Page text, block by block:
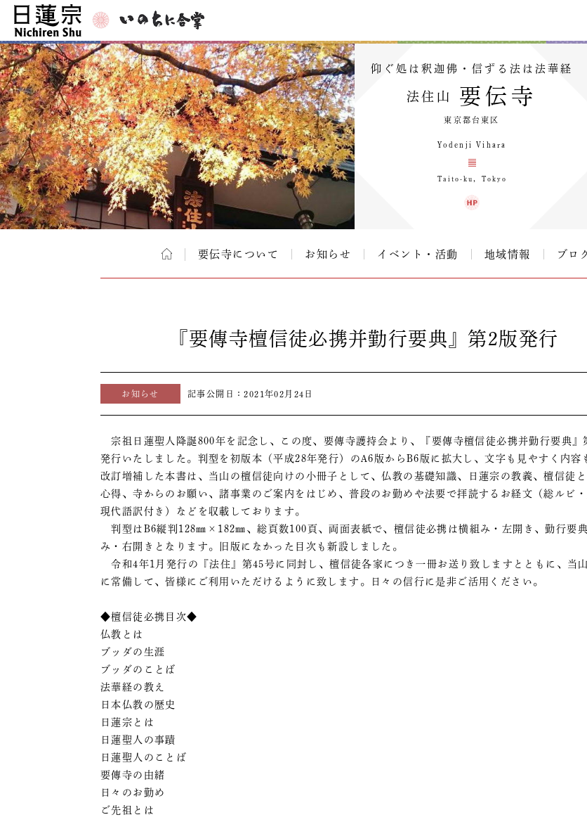
仰ぐ処は釈迦佛・信ずる法は法華経
法住山 要伝寺
東京都台東区
Yodenji Vihara
Taito-ku，Tokyo
要伝寺について お知らせ イベント・活動 地域情報 ブロ
『要傳寺檀信徒必携并勤行要典』第2版発行
お知らせ 記事公開日：2021年02月24日
宗祖日蓮聖人降誕800年を記念し、この度、要傳寺護持会より、『要傳寺檀信徒必携并勤行要典』
発行いたしました。判型を初版本（平成28年発行）のA6版からB6版に拡大し、文字も見やすく内容
改訂増補した本書は、当山の檀信徒向けの小冊子として、仏教の基礎知識、日蓮宗の教義、檀信徒
心得、寺からのお願い、諸事業のご案内をはじめ、普段のお勤めや法要で拝読するお経文（総ルビ・
現代語訳付き）などを収載しております。
判型はB6縦判128㎜×182㎜、総頁数100頁、両面表紙で、檀信徒必携は横組み・左開き、勤行要
み・右開きとなります。旧版になかった目次も新設しました。
令和4年1月発行の『法住』第45号に同封し、檀信徒各家につき一冊お送り致しますとともに、当
に常備して、皆様にご利用いただけるように致します。日々の信行に是非ご活用ください。
◆檀信徒必携目次◆
仏教とは
ブッダの生涯
ブッダのことば
法華経の教え
日本仏教の歴史
日蓮宗とは
日蓮聖人の事蹟
日蓮聖人のことば
要傳寺の由緒
日々のお勤め
ご先祖とは